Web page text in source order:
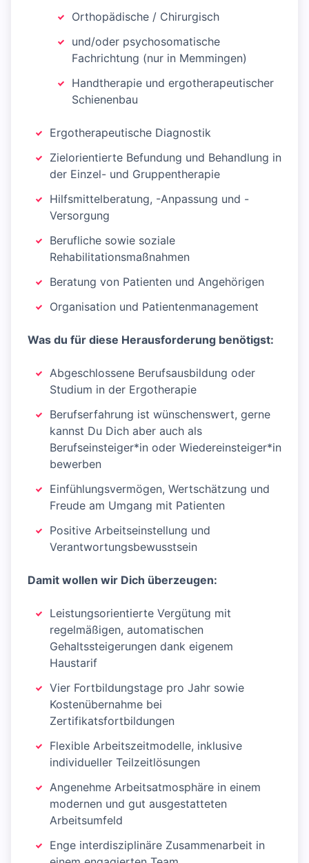
Orthopädische / Chirurgisch
und/oder psychosomatische
Fachrichtung (nur in Memmingen)
Handtherapie und ergotherapeutischer
Schienenbau
Ergotherapeutische Diagnostik
Zielorientierte Befundung und Behandlung in
der Einzel- und Gruppentherapie
Hilfsmittelberatung, -Anpassung und -
Versorgung
Berufliche sowie soziale
Rehabilitationsmaßnahmen
Beratung von Patienten und Angehörigen
Organisation und Patientenmanagement
Was du für diese Herausforderung benötigst:
Abgeschlossene Berufsausbildung oder
Studium in der Ergotherapie
Berufserfahrung ist wünschenswert, gerne
kannst Du Dich aber auch als
Berufseinsteiger*in oder Wiedereinsteiger*in
bewerben
Einfühlungsvermögen, Wertschätzung und
Freude am Umgang mit Patienten
Positive Arbeitseinstellung und
Verantwortungsbewusstsein
Damit wollen wir Dich überzeugen:
Leistungsorientierte Vergütung mit
regelmäßigen, automatischen
Gehaltssteigerungen dank eigenem
Haustarif
Vier Fortbildungstage pro Jahr sowie
Kostenübernahme bei
Zertifikatsfortbildungen
Flexible Arbeitszeitmodelle, inklusive
individueller Teilzeitlösungen
Angenehme Arbeitsatmosphäre in einem
modernen und gut ausgestatteten
Arbeitsumfeld
Enge interdisziplinäre Zusammenarbeit in